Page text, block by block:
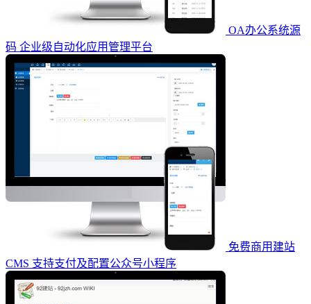
OA办公系统源
码 企业级自动化应用管理平台
免费商用建站
CMS 支持支付及配置公众号小程序